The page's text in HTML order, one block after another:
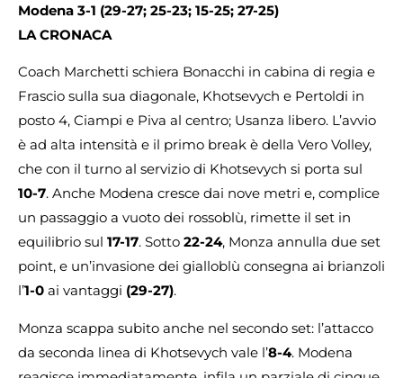
Modena 3-1 (29-27; 25-23; 15-25; 27-25)
LA CRONACA
Coach Marchetti schiera Bonacchi in cabina di regia e
Frascio sulla sua diagonale, Khotsevych e Pertoldi in
posto 4, Ciampi e Piva al centro; Usanza libero. L’avvio
è ad alta intensità e il primo break è della Vero Volley,
che con il turno al servizio di Khotsevych si porta sul
10-7. Anche Modena cresce dai nove metri e, complice
un passaggio a vuoto dei rossoblù, rimette il set in
equilibrio sul 17-17. Sotto 22-24, Monza annulla due set
point, e un’invasione dei gialloblù consegna ai brianzoli
l’1-0 ai vantaggi (29-27).
Monza scappa subito anche nel secondo set: l’attacco
da seconda linea di Khotsevych vale l’8-4. Modena